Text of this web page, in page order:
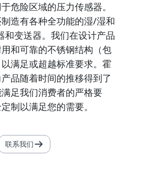
危险区域的压力传感器。
造有各种全功能的湿/湿和
和变送器。我们在设计产品
和可靠的不锈钢结构（包
满足或超越标准要求。霍
品随着时间的推移得到了
足我们消费者的严格要
制以满足您的需要。
联系我们